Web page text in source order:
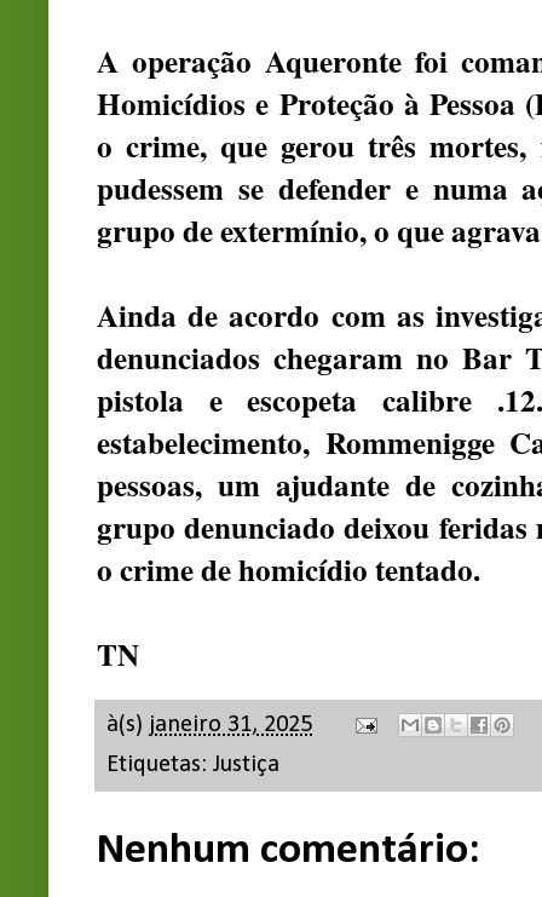
A operação Aqueronte foi
Homicídios e Proteção à Pessoa
o crime, que gerou três
pudessem se defender e
grupo de extermínio, o que
Ainda de acordo com as
denunciados chegaram no Bar
pistola e escopeta calibre
estabelecimento, Rommenigge
pessoas, um ajudante de
grupo denunciado deixou
o crime de homicídio tentado.
TN
à(s) janeiro 31, 2025
Etiquetas: Justiça
Nenhum comentário: